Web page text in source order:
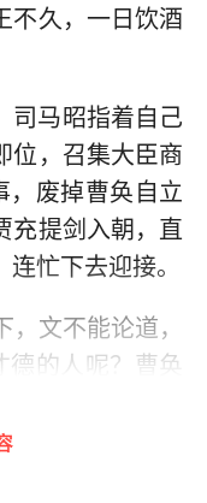
不久，一日饮酒
司马昭指着自己
位，召集大臣商
，废掉曹奂自立
充提剑入朝，直
忙下去迎接。
文不能论道，
的人呢？曹奂
来。 侍郎张节
理！天子有德无